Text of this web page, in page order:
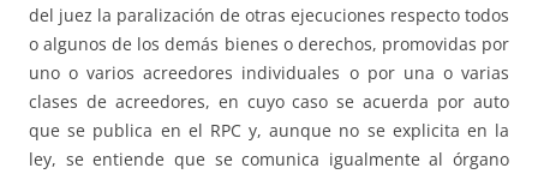
del juez la paralización de otras ejecuciones respecto todos
o algunos de los demás bienes o derechos, promovidas por
uno o varios acreedores individuales o por una o varias
clases de acreedores, en cuyo caso se acuerda por auto
que se publica en el RPC y, aunque no se explicita en la
ley, se entiende que se comunica igualmente al órgano